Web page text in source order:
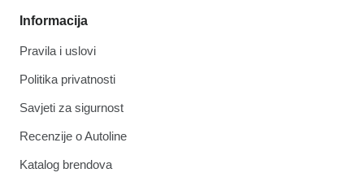
Informacija
Pravila i uslovi
Politika privatnosti
Savjeti za sigurnost
Recenzije o Autoline
Katalog brendova